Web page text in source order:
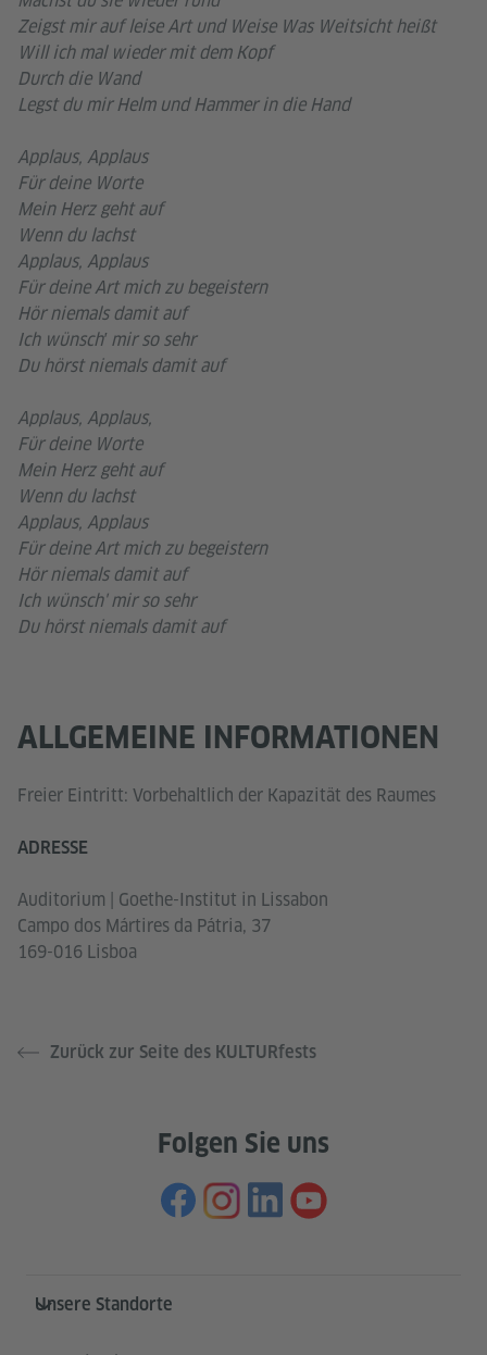
Zeigst mir auf leise Art und Weise Was Weitsicht heißt
Will ich mal wieder mit dem Kopf
Durch die Wand
Legst du mir Helm und Hammer in die Hand
Applaus, Applaus
Für deine Worte
Mein Herz geht auf
Wenn du lachst
Applaus, Applaus
Für deine Art mich zu begeistern
Hör niemals damit auf
Ich wünsch′ mir so sehr
Du hörst niemals damit auf
Applaus, Applaus,
Für deine Worte
Mein Herz geht auf
Wenn du lachst
Applaus, Applaus
Für deine Art mich zu begeistern
Hör niemals damit auf
Ich wünsch' mir so sehr
Du hörst niemals damit auf
ALLGEMEINE INFORMATIONEN
Freier Eintritt: Vorbehaltlich der Kapazität des Raumes
ADRESSE
Auditorium | Goethe-Institut in Lissabon
Campo dos Mártires da Pátria, 37
169-016 Lisboa
Zurück zur Seite des KULTURfests
Folgen Sie uns
Service- und Informationsbereich
Unsere Standorte